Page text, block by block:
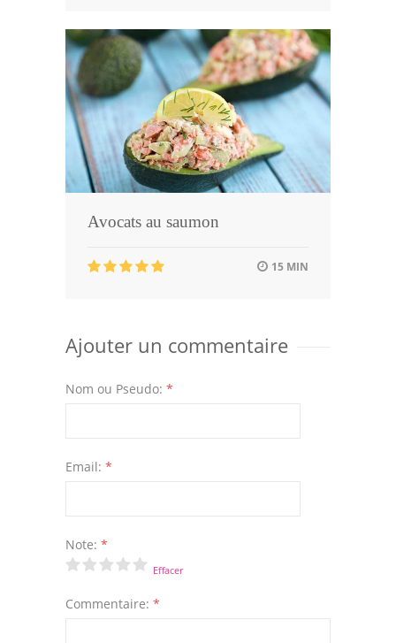
Avocats au saumon
15 MIN
Ajouter un commentaire
Nom ou Pseudo: *
Email: *
Note: *
Effacer
Commentaire: *